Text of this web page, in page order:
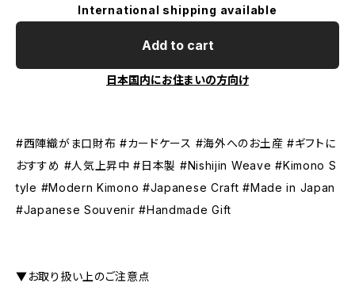
International shipping available
Add to cart
日本国内にお住まいの方向け
#西陣織がま口財布 #カードケース #海外へのお土産 #ギフトに
おすすめ #人気上昇中 #日本製 #Nishijin Weave #Kimono S
tyle #Modern Kimono #Japanese Craft #Made in Japan
#Japanese Souvenir #Handmade Gift
▼お取り扱い上のご注意点